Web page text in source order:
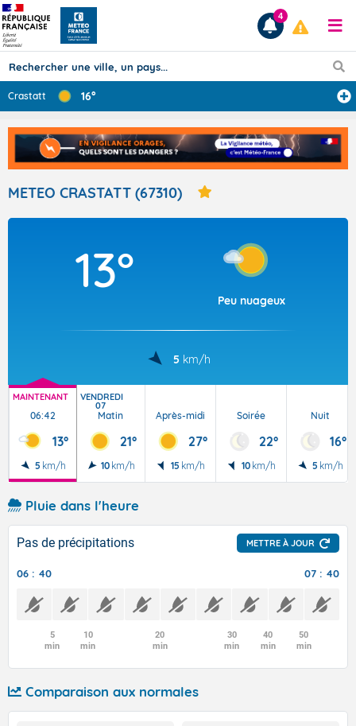
Prévisions
TOUS LES RÉSULTATS
Articles
4
Crastatt 16°
METEO CRASTATT (67310)
13°
Peu nuageux
5 km/h
MAINTENANT
06:42
13°
5 km/h
VENDREDI
07
Matin
21°
10 km/h
Après-midi
27°
15 km/h
Soirée
22°
10 km/h
Nuit
16°
5 km/h
Pluie dans l'heure
Pas de précipitations METTRE À JOUR
06 : 40 07 : 40
5
min
10
min
20
min
30
min
40
min
50
min
Comparaison aux normales